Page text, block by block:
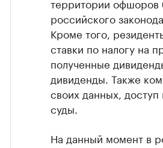
российского
Кроме того,
ставки по налогу на
полученные
дивиденды. Также
своих данных, доступ
суды.
На данный момент в